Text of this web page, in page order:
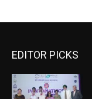
EDITOR PICKS